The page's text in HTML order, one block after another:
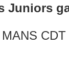
Juniors